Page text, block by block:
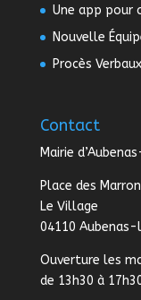
Une app pour
Nouvelle
Procès
Contact
Mairie
Place des
Le Village
04110
Ouverture les
de 13h30 à